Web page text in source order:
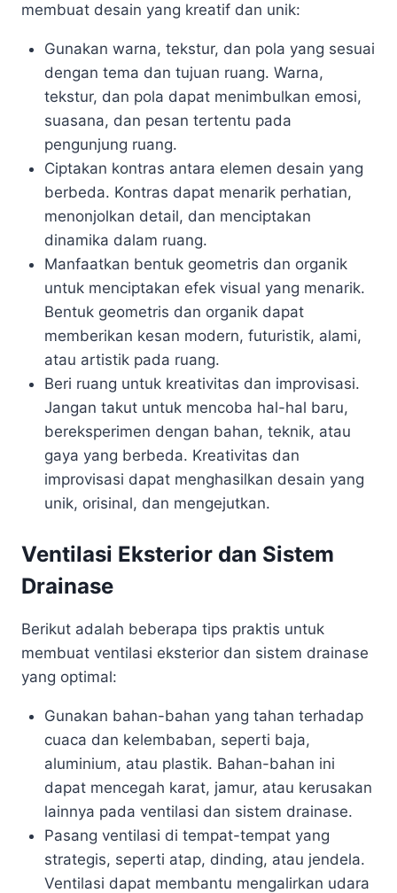
membuat desain yang kreatif dan unik:
Gunakan warna, tekstur, dan pola yang sesuai
dengan tema dan tujuan ruang. Warna,
tekstur, dan pola dapat menimbulkan emosi,
suasana, dan pesan tertentu pada
pengunjung ruang.
Ciptakan kontras antara elemen desain yang
berbeda. Kontras dapat menarik perhatian,
menonjolkan detail, dan menciptakan
dinamika dalam ruang.
Manfaatkan bentuk geometris dan organik
untuk menciptakan efek visual yang menarik.
Bentuk geometris dan organik dapat
memberikan kesan modern, futuristik, alami,
atau artistik pada ruang.
Beri ruang untuk kreativitas dan improvisasi.
Jangan takut untuk mencoba hal-hal baru,
bereksperimen dengan bahan, teknik, atau
gaya yang berbeda. Kreativitas dan
improvisasi dapat menghasilkan desain yang
unik, orisinal, dan mengejutkan.
Ventilasi Eksterior dan Sistem
Drainase
Berikut adalah beberapa tips praktis untuk
membuat ventilasi eksterior dan sistem drainase
yang optimal:
Gunakan bahan-bahan yang tahan terhadap
cuaca dan kelembaban, seperti baja,
aluminium, atau plastik. Bahan-bahan ini
dapat mencegah karat, jamur, atau kerusakan
lainnya pada ventilasi dan sistem drainase.
Pasang ventilasi di tempat-tempat yang
strategis, seperti atap, dinding, atau jendela.
Ventilasi dapat membantu mengalirkan udara